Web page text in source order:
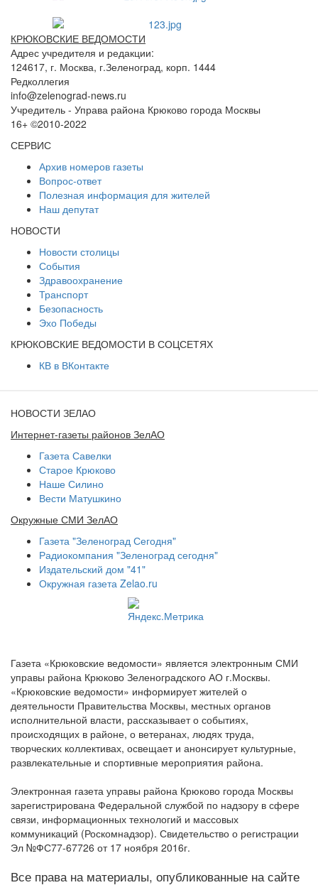
КРЮКОВСКИЕ ВЕДОМОСТИ
Адрес учредителя и редакции:
124617, г. Москва, г.Зеленоград, корп. 1444
Редколлегия
info@zelenograd-news.ru
Учредитель - Управа района Крюково города Москвы
16+ ©2010-2022
СЕРВИС
Архив номеров газеты
Вопрос-ответ
Полезная информация для жителей
Наш депутат
НОВОСТИ
Новости столицы
События
Здравоохранение
Транспорт
Безопасность
Эхо Победы
КРЮКОВСКИЕ ВЕДОМОСТИ В СОЦСЕТЯХ
КВ в ВКонтакте
НОВОСТИ ЗЕЛАО
Интернет-газеты районов ЗелАО
Газета Савелки
Старое Крюково
Наше Силино
Вести Матушкино
Окружные СМИ ЗелАО
Газета "Зеленоград Сегодня"
Радиокомпания "Зеленоград сегодня"
Издательский дом "41"
Окружная газета Zelao.ru
Газета «Крюковские ведомости» является электронным СМИ
управы района Крюково Зеленоградского АО г.Москвы.
«Крюковские ведомости» информирует жителей о
деятельности Правительства Москвы, местных органов
исполнительной власти, рассказывает о событиях,
происходящих в районе, о ветеранах, людях труда,
творческих коллективах, освещает и анонсирует культурные,
развлекательные и спортивные мероприятия района.
Электронная газета управы района Крюково города Москвы
зарегистрирована Федеральной службой по надзору в сфере
связи, информационных технологий и массовых
коммуникаций (Роскомнадзор). Свидетельство о регистрации
Эл №ФС77-67726 от 17 ноября 2016г.
Все права на материалы, опубликованные на сайте